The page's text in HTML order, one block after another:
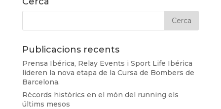
Publicacions recents
Prensa Ibérica, Relay Events i Sport Life Ibérica
lideren la nova etapa de la Cursa de Bombers de
Barcelona.
Rècords històrics en el món del running els
últims mesos